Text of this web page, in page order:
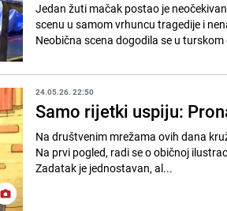
Jedan žuti mačak postao je
scenu u samom vrhuncu tragedije i
Neobična scena dogodila se u turskom
24.05.26. 22:50
Samo rijetki uspiju:
Na društvenim mrežama ovih dana
Na prvi pogled, radi se o običnoj
Zadatak je jednostavan, al...